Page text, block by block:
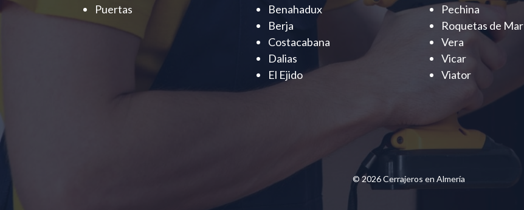
Puertas
Benahadux
Berja
Costacabana
Dalias
El Ejido
Pechina
Roquetas de Mar
Vera
Vicar
Viator
© 2026 Cerrajeros en Almería